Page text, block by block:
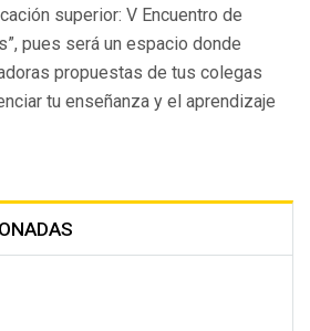
superior: V Encuentro de
pues será un espacio donde
propuestas de tus colegas
tu enseñanza y el aprendizaje